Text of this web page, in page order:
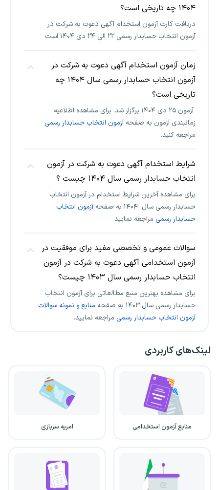
۱۴۰۴ چه تاریخی است؟
دریافت کارت آزمون استخدام آگهی دعوت به شرکت در
آزمون انتخاب حسابدار رسمی ۲۲ الی ۲۴ دی ۱۴۰۴ است
زمان آزمون استخدام آگهی دعوت به شرکت در
آزمون انتخاب حسابدار رسمی سال ۱۴۰۴ چه
تاریخی است؟
آزمون ۲۵ دی ۱۴۰۴ برگزار شد. برای مشاهده اطلاعیه
زمانبندی آزمون به صفحهآزمون انتخاب حسابدار رسمی
مراجعه کنید.
شرایط استخدام آگهی دعوت به شرکت در آزمون
انتخاب حسابدار رسمی سال ۱۴۰۴ چیست ؟
برای مشاهده آخرین شرایط استخدام در آزمون انتخاب
حسابدار رسمی سال ۱۴۰۴ به صفحه
آزمون انتخاب
حسابدار رسمی مراجعه نمایید
سوالات عمومی و تخصصی مفید برای موفقیت در
آزمون استخدامی آگهی دعوت به شرکت در آزمون
انتخاب حسابدار رسمی سال ۱۴۰۳ چیست؟
برای مشاهده بهترین منبع مطالعاتی برای آزمون انتخاب
حسابدار رسمی سال ۱۴۰۳ به صفحه
منابع و نمونه سوالات
آزمون انتخاب حسابدار رسمی مراجعه نمایید.
لینک‌های کاربردی
منابع آزمون استخدامی امریه سربازی